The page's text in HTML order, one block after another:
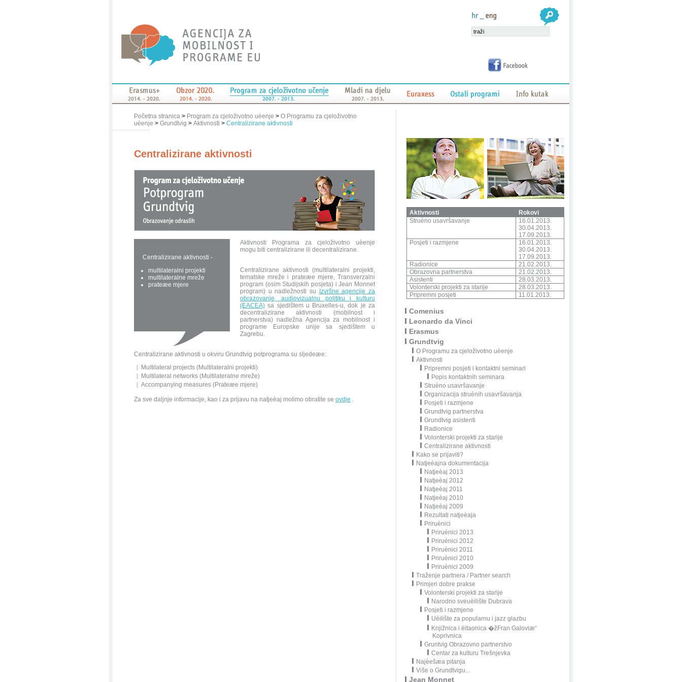
Početna stranica > Program za cjeloživotno uèenje > O Programu za cjeloživotno
uèenje > Grundtvig > Aktivnosti > Centralizirane aktivnosti
Centralizirane aktivnosti
Centralizirane aktivnosti -
multilateralni projekti
multilateralne mreže
prateæe mjere
Aktivnosti Programa za cjeloživotno uèenje
mogu biti centralizirane ili decentralizirane.
Centralizirane aktivnosti (multilateralni projekti,
tematske mreže i prateæe mjere, Transverzalni
program (osim Studijskih posjeta) i Jean Monnet
program) u nadležnosti su
Izvršne agencije za
obrazovanje, audiovizualnu politiku i kulturu
(EACEA) sa sjedištem u Bruxelles-u, dok je za
decentralizirane aktivnosti (mobilnost i
partnerstva) nadležna Agencija za mobilnost i
programe Europske unije sa sjedištem u
Zagrebu.
Centralizirane aktivnosti u okviru Grundtvig potprograma su sljedeæe:
Multilateral projects (Multilateralni projekti)
Multilateral networks (Multilateralne mreže)
Accompanying measures (Prateæe mjere)
Za sve daljnje informacije, kao i za prijavu na natjeèaj molimo obratite se ovdje .
Aktivnosti
Rokovi
Struèno usavršavanje
16.01.2013.
30.04.2013.
17.09.2013.
Posjeti i razmjene
16.01.2013.
30.04.2013.
17.09.2013.
Radionice
21.02.2013.
Obrazovna partnerstva
21.02.2013.
Asistenti
28.03.2013.
Volonterski projekti za starije
28.03.2013.
Pripremni posjeti
11.01.2013.
Comenius
Leonardo da Vinci
Erasmus
Grundtvig
O Programu za cjeloživotno uèenje
Aktivnosti
Pripremni posjeti i kontaktni seminari
Popis kontaktnih seminara
Struèno usavršavanje
Organizacija struènih usavršavanja
Posjeti i razmjene
Grundtvig partnerstva
Grundtvig asistenti
Radionice
Volonterski projekti za starije
Centralizirane aktivnosti
Kako se prijaviti?
Natjeèajna dokumentacija
Natjeèaj 2013
Natjeèaj 2012
Natjeèaj 2011
Natjeèaj 2010
Natjeèaj 2009
Rezultati natjeèaja
Priruènici
Priruènici 2013
Priruènici 2012
Priruènici 2011
Priruènici 2010
Priruènici 2009
Traženje partnera / Partner search
Primjeri dobre prakse
Volonterski projekti za starije
Narodno sveuèilište Dubrava
Posjeti i razmjene
Uèilište za popularnu i jazz glazbu
Knjižnica i èitaonica �žFran Galoviæ“
Koprivnica
Gruntvig Obrazovno partnerstvo
Centar za kulturu Trešnjevka
Najèešæa pitanja
Više o Grundtvigu...
Jean Monnet